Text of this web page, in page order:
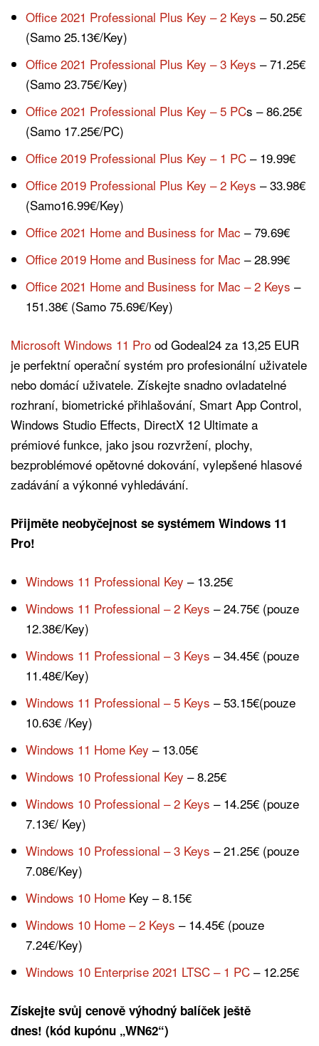
Office 2021 Professional Plus Key – 2 Keys – 50.25€
(Samo 25.13€/Key)
Office 2021 Professional Plus Key – 3 Keys – 71.25€
(Samo 23.75€/Key)
Office 2021 Professional Plus Key – 5 PCs – 86.25€
(Samo 17.25€/PC)
Office 2019 Professional Plus Key – 1 PC – 19.99€
Office 2019 Professional Plus Key – 2 Keys – 33.98€
(Samo16.99€/Key)
Office 2021 Home and Business for Mac – 79.69€
Office 2019 Home and Business for Mac – 28.99€
Office 2021 Home and Business for Mac – 2 Keys –
151.38€ (Samo 75.69€/Key)
Microsoft Windows 11 Pro od Godeal24 za 13,25 EUR
je perfektní operační systém pro profesionální uživatele
nebo domácí uživatele. Získejte snadno ovladatelné
rozhraní, biometrické přihlašování, Smart App Control,
Windows Studio Effects, DirectX 12 Ultimate a
prémiové funkce, jako jsou rozvržení, plochy,
bezproblémové opětovné dokování, vylepšené hlasové
zadávání a výkonné vyhledávání.
Přijměte neobyčejnost se systémem Windows 11
Pro!
Windows 11 Professional Key – 13.25€
Windows 11 Professional – 2 Keys – 24.75€ (pouze
12.38€/Key)
Windows 11 Professional – 3 Keys – 34.45€ (pouze
11.48€/Key)
Windows 11 Professional – 5 Keys – 53.15€(pouze
10.63€ /Key)
Windows 11 Home Key – 13.05€
Windows 10 Professional Key – 8.25€
Windows 10 Professional – 2 Keys – 14.25€ (pouze
7.13€/ Key)
Windows 10 Professional – 3 Keys – 21.25€ (pouze
7.08€/Key)
Windows 10 Home Key – 8.15€
Windows 10 Home – 2 Keys – 14.45€ (pouze
7.24€/Key)
Windows 10 Enterprise 2021 LTSC – 1 PC – 12.25€
Získejte svůj cenově výhodný balíček ještě
dnes! (kód kupónu „WN62“)